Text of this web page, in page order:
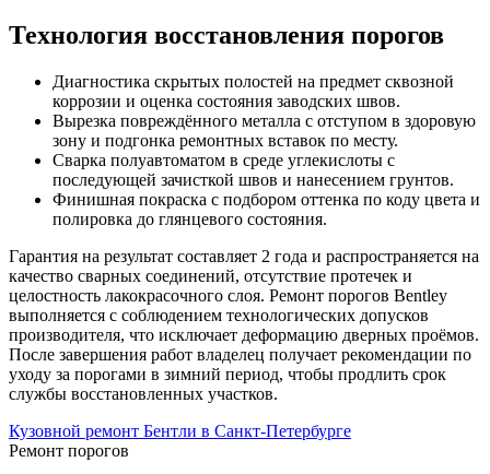
Технология восстановления порогов
Диагностика скрытых полостей на предмет сквозной
коррозии и оценка состояния заводских швов.
Вырезка повреждённого металла с отступом в здоровую
зону и подгонка ремонтных вставок по месту.
Сварка полуавтоматом в среде углекислоты с
последующей зачисткой швов и нанесением грунтов.
Финишная покраска с подбором оттенка по коду цвета и
полировка до глянцевого состояния.
Гарантия на результат составляет 2 года и распространяется на
качество сварных соединений, отсутствие протечек и
целостность лакокрасочного слоя. Ремонт порогов Bentley
выполняется с соблюдением технологических допусков
производителя, что исключает деформацию дверных проёмов.
После завершения работ владелец получает рекомендации по
уходу за порогами в зимний период, чтобы продлить срок
службы восстановленных участков.
Кузовной ремонт Бентли в Санкт-Петербурге
Ремонт порогов